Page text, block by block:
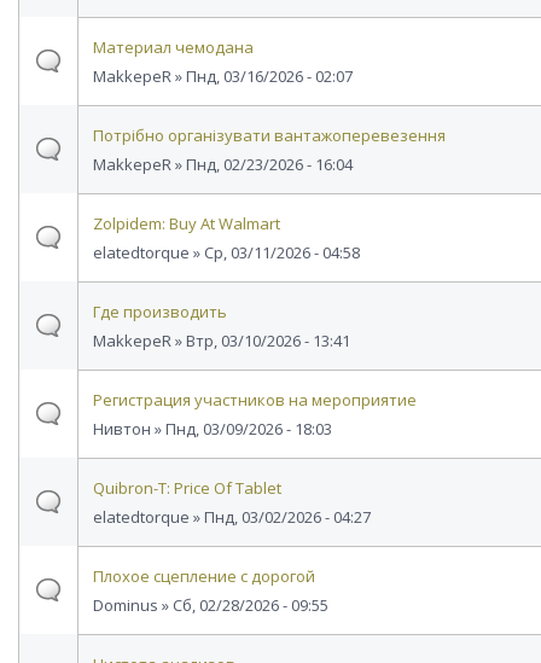
Материал чемодана
MakkepeR» Пнд, 03/16/2026 - 02:07
Потрібно організувати вантажоперевезення
MakkepeR» Пнд, 02/23/2026 - 16:04
Zolpidem: Buy At Walmart
elatedtorque » Ср, 03/11/2026 - 04:58
Где производить
MakkepeR» Втр, 03/10/2026 - 13:41
Регистрация участников на мероприятие
Нивтон » Пнд, 03/09/2026 - 18:03
Quibron-T: Price Of Tablet
elatedtorque » Пнд, 03/02/2026 - 04:27
Плохое сцепление с дорогой
Dominus » Сб, 02/28/2026 - 09:55